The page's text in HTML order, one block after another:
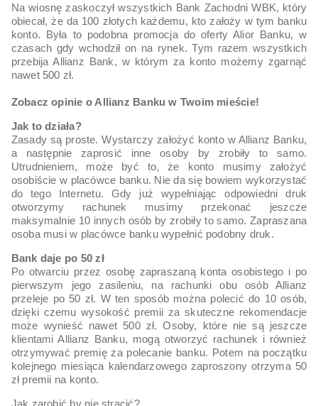
Na wiosnę zaskoczył wszystkich Bank Zachodni WBK, który
obiecał, że da 100 złotych każdemu, kto założy w tym banku
konto. Była to podobna promocja do oferty Alior Banku, w
czasach gdy wchodził on na rynek. Tym razem wszystkich
przebija Allianz Bank, w którym za konto możemy zgarnąć
nawet 500 zł.
Zobacz opinie o Allianz Banku w Twoim mieście!
Jak to działa?
Zasady są proste. Wystarczy założyć konto w Allianz Banku,
a następnie zaprosić inne osoby by zrobiły to samo.
Utrudnieniem, może być to, że konto musimy założyć
osobiście w placówce banku. Nie da się bowiem wykorzystać
do tego Internetu. Gdy już wypełniając odpowiedni druk
otworzymy rachunek musimy przekonać jeszcze
maksymalnie 10 innych osób by zrobiły to samo. Zapraszana
osoba musi w placówce banku wypełnić podobny druk.
Bank daje po 50 zł
Po otwarciu przez osobę zapraszaną konta osobistego i po
pierwszym jego zasileniu, na rachunki obu osób Allianz
przeleje po 50 zł. W ten sposób można polecić do 10 osób,
dzięki czemu wysokość premii za skuteczne rekomendacje
może wynieść nawet 500 zł. Osoby, które nie są jeszcze
klientami Allianz Banku, mogą otworzyć rachunek i również
otrzymywać premię za polecanie banku. Potem na początku
kolejnego miesiąca kalendarzowego zaproszony otrzyma 50
zł premii na konto.
Jak zarobić by nie stracić?